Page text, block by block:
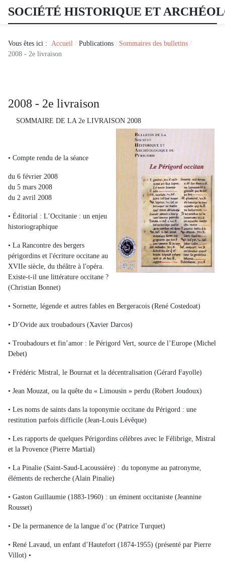
SOCIÉTÉ HISTORIQUE ET
Vous êtes ici : Accueil Publications
Sommaires des bulletins
2008 - 2e livraison
2008 - 2e livraison
SOMMAIRE DE LA 2e LIVRAISON 2008
• Compte rendu de la séance
du 6 février 2008
du 5 mars 2008
du 2 avril 2008
• Éditorial : L’Occitanie : un enjeu
historiographique
• La Rancontre des bergers
périgordins et l'écriture occitane au
XVIIe siècle, du théâtre à l'opéra.
Existe-t-il une littérature occitane ?
(Christian Bonnet)
• Sornette, légende et autres fables en Bergeracois (René Costedoat)
• D’Ovide aux troubadours (Xavier Darcos)
• Troubadours et fin’amor : le Périgord Vert, source de l’Europe (Michel
Debet)
• Frédéric Mistral, le Bournat et la décentralisation (Gérard Fayolle)
• Jean Mouzat, ou la quête du « Limousin » perdu (Robert Joudoux)
• Les noms de saints dans la toponymie occitane du Périgord : une
restitution parfois difficile (Jean-Louis Lévêque)
• Les rapports de quelques Périgordins célèbres avec le Félibrige, Mistral
et la Provence (Pierre Martial)
• La Pinalie (Saint-Saud-Lacoussière) : du toponyme au patronyme,
éléments de recherche (Alain Pinalie)
• Gaston Guillaumie (1883-1960) : un éminent occitaniste (Jeannine
Rousset)
• De la permanence de la langue d’oc (Patrice Turquet)
• René Lavaud, un enfant d’Hautefort (1874-1955) (présenté par Pierre
Villot) •